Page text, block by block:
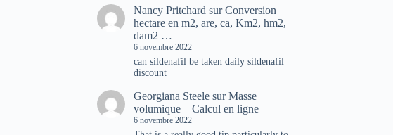
Nancy Pritchard surConversion
hectare en m2, are, ca, Km2, hm2,
dam2 …
6 novembre 2022
can sildenafil be taken daily sildenafil
discount
Georgiana Steele surMasse
volumique – Calcul en ligne
6 novembre 2022